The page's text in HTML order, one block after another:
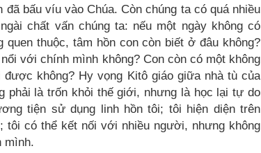
bấu víu vào Chúa. Còn chúng ta có quá nhiều
chất vấn chúng ta: nếu một ngày không có
thuộc, tâm hồn con còn biết ở đâu không?
với chính mình không? Con còn có một không
không? Hy vọng Kitô giáo giữa nhà tù của
phải là trốn khỏi thế giới, nhưng là học lại tự do
tiện sử dụng linh hồn tôi; tôi hiện diện trên
tôi có thể kết nối với nhiều người, nhưng không
mình.